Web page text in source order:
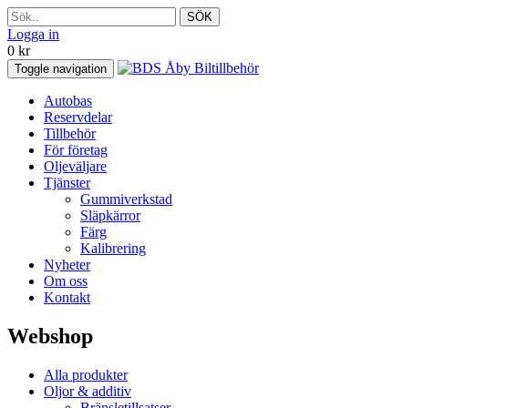
SÖK
Logga in
0 kr
Toggle navigation
Autobas
Reservdelar
Tillbehör
För företag
Oljeväljare
Tjänster
Gummiverkstad
Släpkärror
Färg
Kalibrering
Nyheter
Om oss
Kontakt
Webshop
Alla produkter
Oljor & additiv